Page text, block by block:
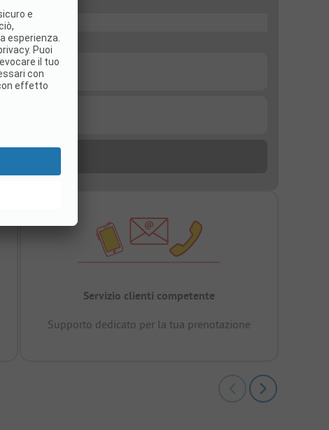
Servizio clienti competente
Supporto dedicato per la tua prenotazione